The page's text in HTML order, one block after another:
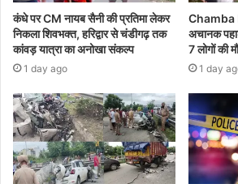
कंधे पर CM नायब सैनी की प्रतिमा लेकर
निकला शिवभक्त, हरिद्वार से चंडीगढ़ तक
कांवड़ यात्रा का अनोखा संकल्प
1 day ago
Chamba
अचानक
7 लोगों की
1 day